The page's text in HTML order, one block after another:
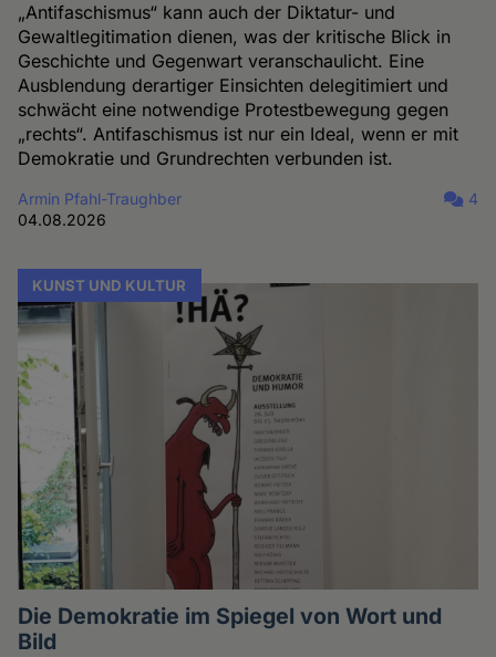
„Antifaschismus“ kann auch der Diktatur- und
Gewaltlegitimation dienen, was der kritische Blick in
Geschichte und Gegenwart veranschaulicht. Eine
Ausblendung derartiger Einsichten delegitimiert und
schwächt eine notwendige Protestbewegung gegen
„rechts“. Antifaschismus ist nur ein Ideal, wenn er mit
Demokratie und Grundrechten verbunden ist.
Armin Pfahl-Traughber
04.08.2026
4
KUNST UND KULTUR
Die Demokratie im Spiegel von Wort und
Bild